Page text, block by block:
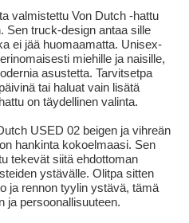
valmistettu Von Dutch -hattu
Sen truck-design antaa sille
ei jää huomaamatta. Unisex-
miehille ja naisille,
asustetta. Tarvitsetpa
tai haluat vain lisätä
on täydellinen valinta.
USED 02 beigen ja vihreän
hankinta kokoelmaasi. Sen
tekevät siitä ehdottoman
ystävälle. Olitpa sitten
ja rennon tyylin ystävä, tämä
ja persoonallisuuteen.